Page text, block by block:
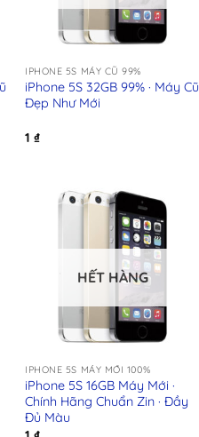
IPHONE 5S MÁY CŨ 99%
iPhone 5S 32GB 99% · Máy Cũ
Đẹp Như Mới
1₫
HẾT HÀNG
IPHONE 5S MÁY MỚI 100%
iPhone 5S 16GB Máy Mới ·
Chính Hãng Chuẩn Zin · Đầy
Đủ Màu